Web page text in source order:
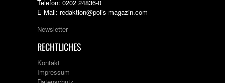
Telefon: 0202 24836-0
E-Mail: redaktion@polis-magazin.com
Newsletter
RECHTLICHES
Kontakt
Impressum